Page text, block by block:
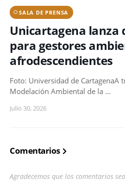
SALA DE PRENSA
Unicartagena lanza
para gestores
afrodescendientes
Foto: Universidad de CartagenaA
Modelación Ambiental de la …
Julio 30, 2026
Comentarios
Agradecemos que los comentarios